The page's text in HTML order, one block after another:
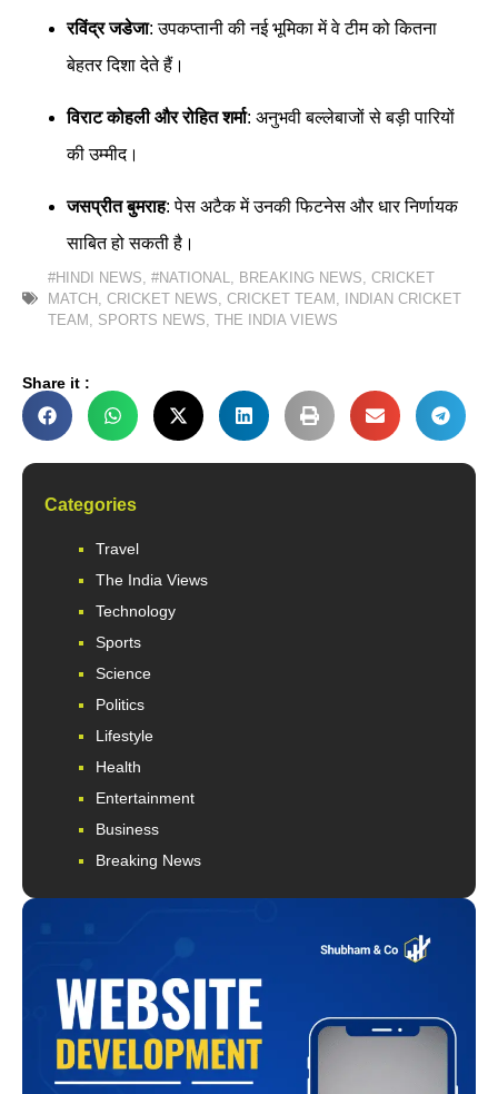
रविंद्र जडेजा: उपकप्तानी की नई भूमिका में वे टीम को कितना
बेहतर दिशा देते हैं।
विराट कोहली और रोहित शर्मा: अनुभवी बल्लेबाजों से बड़ी पारियों
की उम्मीद।
जसप्रीत बुमराह: पेस अटैक में उनकी फिटनेस और धार निर्णायक
साबित हो सकती है।
#HINDI NEWS #NATIONAL BREAKING NEWS CRICKET
MATCH CRICKET NEWS CRICKET TEAM
INDIAN CRICKET
TEAM
SPORTS NEWS THE INDIA VIEWS
Share it :
Categories
Travel
The India Views
Technology
Sports
Science
Politics
Lifestyle
Health
Entertainment
Business
Breaking News